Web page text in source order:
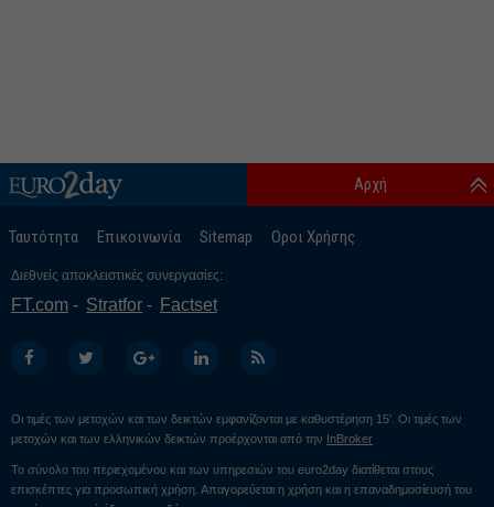
Ταυτότητα Επικοινωνία Sitemap Οροι Χρήσης
Αρχή
Διεθνείς αποκλειστικές συνεργασίες:
FT.com Stratfor Factset
Οι τιμές των μετοχών και των δεικτών εμφανίζονται με καθυστέρηση 15’. Οι τιμές των
μετοχών και των ελληνικών δεικτών προέρχονται από την InBroker
Το σύνολο του περιεχομένου και των υπηρεσιών του euro2day διατίθεται στους
επισκέπτες για προσωπική χρήση. Απαγορεύεται η χρήση και η επαναδημοσίευσή του